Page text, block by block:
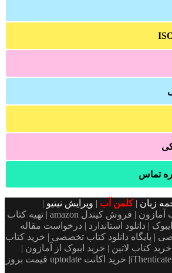
تماس
زبان |کلمن آب | ویرایش نیتیو |
دانلود مقاله | خرید کتاب آمازون | فروش کیندل amazon | تهیه کتاب
ایبوک | دانلود استاندارد | درخواست مقاله
| پایگاه دانلود کتاب تخصصی | خرید کتاب
کتاب لاتین | خرید ایبوک از آمازون |
پسورد دانشگاه | اکانت iThenticate| خريد اكانت uptodate قیمت بروز